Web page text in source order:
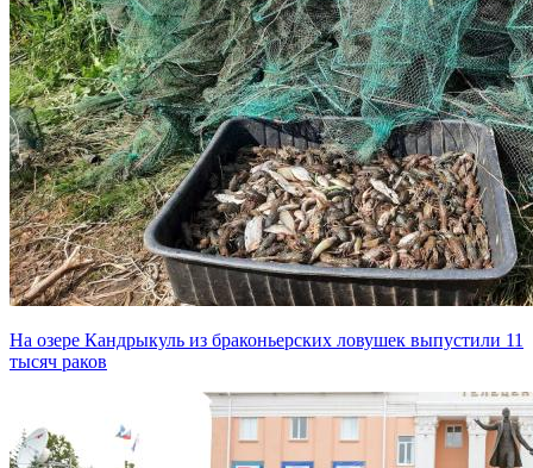
На озере Кандрыкуль из браконьерских ловушек выпустили 11
тысяч раков